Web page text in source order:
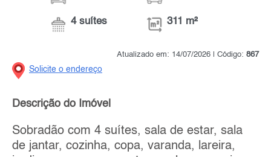
4 suítes 311 m²
Atualizado em: 14/07/2026 | Código: 867
Solicite o endereço
Descrição do Imóvel
Sobradão com 4 suítes, sala de estar, sala
de jantar, cozinha, copa, varanda, lareira,